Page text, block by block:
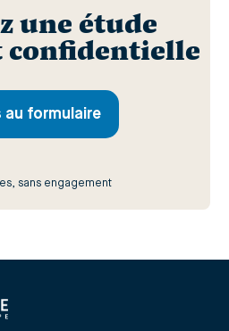
une étude
confidentielle
au formulaire
sans engagement